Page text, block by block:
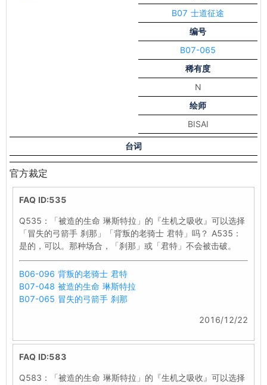
B07 士道征途
编号
B07-065
稀有度
N
绘师
BISAI
台词
官方裁定
FAQ ID:535
Q535：「被造的生命 琳斯特拉」的『生机之吸收』可以选择
「冒失的弓箭手 刹那」「背叛的老骑士 君特」吗？ A535：
是的，可以。那种场合，「刹那」或「君特」不会被击破。
B06-096 背叛的老骑士 君特
B07-048 被造的生命 琳斯特拉
B07-065 冒失的弓箭手 刹那
2016/12/22
FAQ ID:583
Q583：「被造的生命 琳斯特拉」的『生机之吸收』可以选择